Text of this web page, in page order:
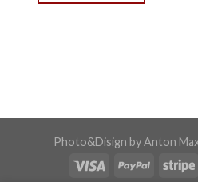
Photo&Disign by Anton